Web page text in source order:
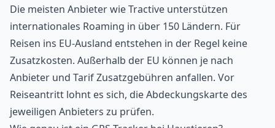
Die meisten Anbieter wie Tractive unterstützen
internationales Roaming in über 150 Ländern. Für
Reisen ins EU-Ausland entstehen in der Regel keine
Zusatzkosten. Außerhalb der EU können je nach
Anbieter und Tarif Zusatzgebühren anfallen. Vor
Reiseantritt lohnt es sich, die Abdeckungskarte des
jeweiligen Anbieters zu prüfen.